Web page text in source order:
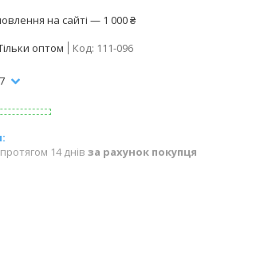
на сайті — 1 000 ₴
оптом Код: 111-096
14 днів за рахунок покупця